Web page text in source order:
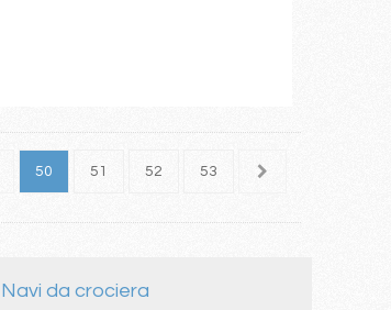
50 51 52 53
Navi da crociera